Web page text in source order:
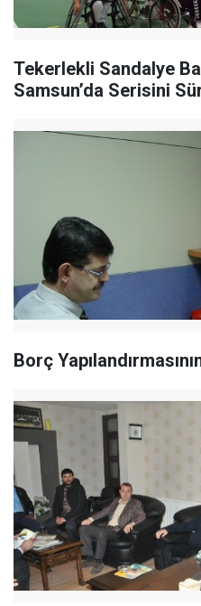
Tekerlekli Sandalye
Samsun’da Serisini
Borç